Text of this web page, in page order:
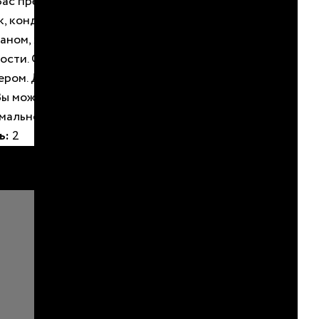
кондиционер. В номере имеется телевизор с
халат, тапочки, туалетные
Санузел и душевая кабина находится
Для гостей нашей базы отдыха Wi-Fi
можете быть уверены, что ваше пребывание
комфортным и удобным.
2